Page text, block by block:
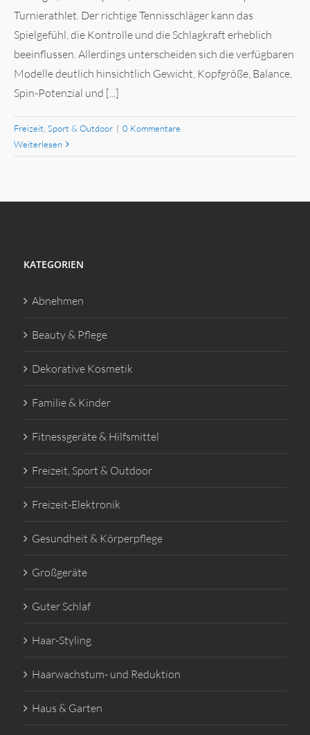
Turnierathlet. Der richtige Tennisschläger kann das
Spielgefühl, die Kontrolle und die Schlagkraft erheblich
beeinflussen. Allerdings unterscheiden sich die verfügbaren
Modelle deutlich hinsichtlich Gewicht, Kopfgröße, Balance,
Spin-Potenzial und [...]
Freizeit, Sport & Outdoor | 0 Kommentare
Weiterlesen
KATEGORIEN
Abnehmen
Beauty & Pflege
Dekorative Kosmetik
Familie & Kinder
Fitnessgeräte & Hilfsmittel
Freizeit, Sport & Outdoor
Freizeit-Elektronik
Gesundheit & Körperpflege
Großgeräte
Guter Schlaf
Haar-Styling
Haarwachstum- und Reduktion
Haus & Garten